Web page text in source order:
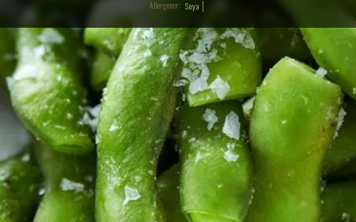
Allergener: Soya